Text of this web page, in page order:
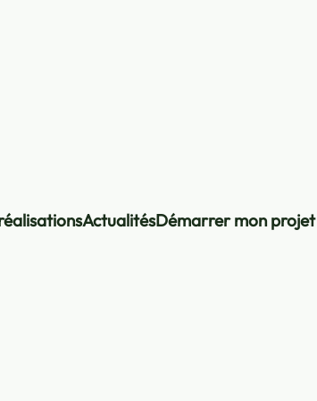
ActualitésDémarrer mon projet